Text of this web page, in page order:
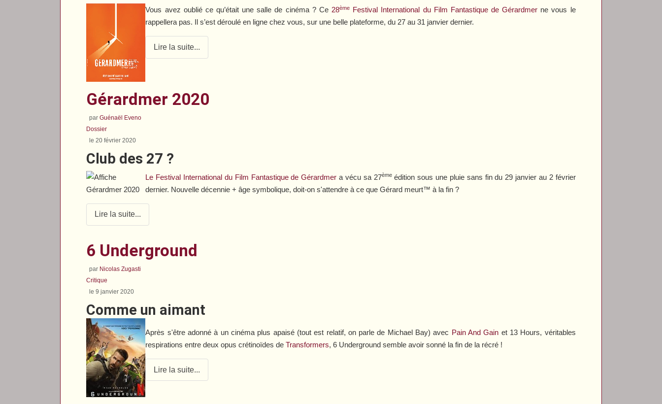
Vous avez oublié ce qu’était une salle de cinéma ? Ce28ème Festival International du Film Fantastique de Gérardmer ne vous le
rappellera pas. Il s’est déroulé en ligne chez vous, sur une belle plateforme, du 27 au 31 janvier dernier.
Lire la suite...
Gérardmer 2020
parGuénaël Eveno
Dossier
le 20 février 2020
Club des 27 ?
Le Festival International du Film Fantastique de Gérardmer a vécu sa 27èmeédition sous une pluie sans fin du 29 janvier au 2 février
dernier. Nouvelle décennie + âge symbolique, doit-on s'attendre à ce que Gérard meurt™ à la fin ?
Lire la suite...
6 Underground
par Nicolas Zugasti
Critique
le 9 janvier 2020
Comme un aimant
Après s'être adonné à un cinéma plus apaisé (tout est relatif, on parle de Michael Bay) avec Pain And Gain et 13 Hours, véritables
respirations entre deux opus crétinoïdes deTransformers,6 Underground semble avoir sonné la fin de la récré !
Lire la suite...